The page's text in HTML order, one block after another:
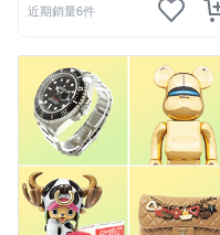
近期銷量6件